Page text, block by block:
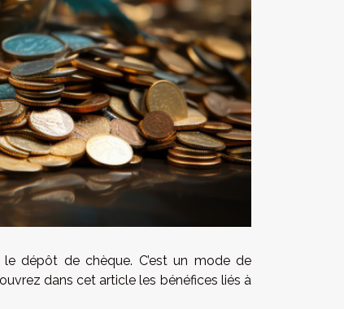
dépôt de chèque. C’est un mode de
dans cet article les bénéfices liés à